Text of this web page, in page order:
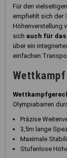
Für den vielseitigen
empfiehlt sich der
Höhenverstellung
sich auch für
über ein
einfachen
Olympiabarren
Präzise
3,5m lange
Maximale
Stufenlose